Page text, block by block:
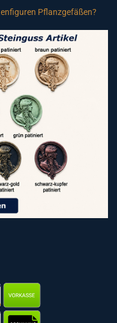
Pflanzgefäßen?